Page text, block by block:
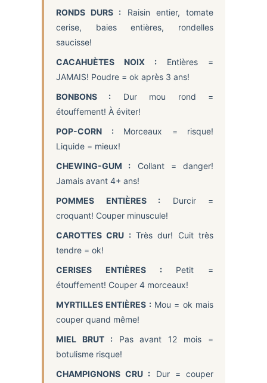
RONDS DURS : Raisin entier, tomate
cerise, baies entières, rondelles
saucisse!
CACAHUÈTES NOIX : Entières =
JAMAIS! Poudre = ok après 3 ans!
BONBONS : Dur mou rond =
étouffement! À éviter!
POP-CORN :Morceaux = risque!
Liquide = mieux!
CHEWING-GUM : Collant = danger!
Jamais avant 4+ ans!
POMMES ENTIÈRES : Durcir =
croquant! Couper minuscule!
CAROTTES CRU :Très dur! Cuit très
tendre = ok!
CERISES ENTIÈRES :Petit =
étouffement! Couper 4 morceaux!
MYRTILLES ENTIÈRES :Mou = ok mais
couper quand même!
MIEL BRUT :Pas avant 12 mois =
botulisme risque!
CHAMPIGNONS CRU : Dur = couper